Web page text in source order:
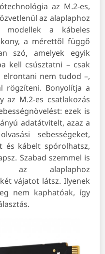
az M.2-es,
az alaplaphoz
modellek a kábeles
a mérettől függő
szó, amelyek egyik
kell csúsztatni – csak
elrontani nem tudod –,
rögzíteni. Bonyolítja a
az M.2-es csatlakozás
ezek is
adatátvitelt, azaz a
sebességeket,
és kábelt spórolhatsz,
Szabad szemmel is
az alaplaphoz
vájatot látsz. Ilyenek
nem kaphatóak, így